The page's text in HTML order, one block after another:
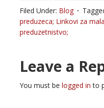
Filed Under: Blog
preduzeca; Linkovi za
preduzetnistvo;
Leave a
You must be logged in to